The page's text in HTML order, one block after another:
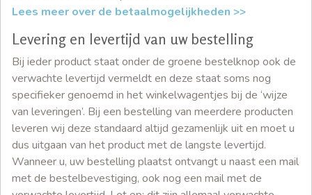
Lees meer over de betaalmogelijkheden >>
Levering en levertijd van uw bestelling
Bij ieder product staat onder de groene bestelknop ook de
verwachte levertijd vermeldt en deze staat soms nog
specifieker genoemd in het winkelwagentjes bij de ‘wijze
van leveringen’. Bij een bestelling van meerdere producten
leveren wij deze standaard altijd gezamenlijk uit en moet u
dus uitgaan van het product met de langste levertijd.
Wanneer u, uw bestelling plaatst ontvangt u naast een mail
met de bestelbevestiging, ook nog een mail met de